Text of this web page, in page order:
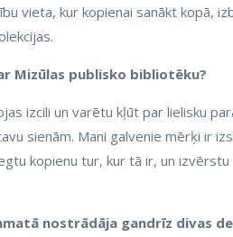
vieta, kur kopienai sanākt kopā,
Mizūlas publisko bibliotēku?
izcili un varētu kļūt par lielisku
sienām. Mani galvenie mērķi ir
kopienu tur, kur tā ir, un
nostrādāja gandrīz divas